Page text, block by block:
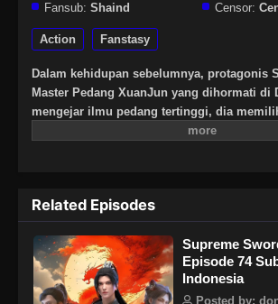
Fansub: Shaind Censor:
Action Fanstasy
Dalam kehidupan sebelumnya, protagonis
Master Pedang XuanJun yang dihormati di
mengejar ilmu pedang tertinggi, dia
bereinkarnasi dan berlatih kembali. Setelah
Pedang Qinghe untuk berlatih. Tidak
tiga tahun kemudian, ketika Su Yi akan
Rumah Pedang Qinghe, dia tiba-tiba
kultivasinya dalam semalam dan menjadi
sehingga menjadi murid yang ditinggalkan
Pedang Qinghe. Su Yi yang jatuh terpuruk,
Related Episodes
Supreme
Episode 74
Indonesia
Posted by: